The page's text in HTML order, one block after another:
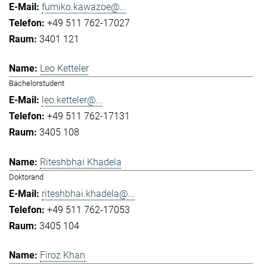
fumiko.kawazoe@...
+49 511 762-17027
3401 121
Leo Ketteler
Bachelorstudent
leo.ketteler@...
+49 511 762-17131
3405 108
Riteshbhai Khadela
Doktorand
riteshbhai.khadela@...
+49 511 762-17053
3405 104
Firoz Khan